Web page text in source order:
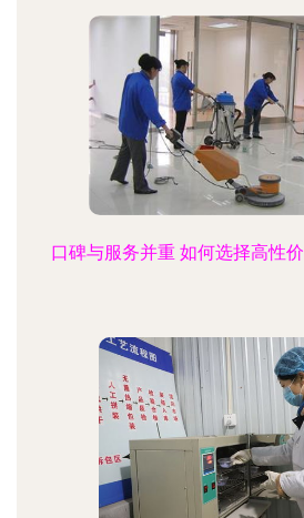
口碑与服务并重 如何选择高性